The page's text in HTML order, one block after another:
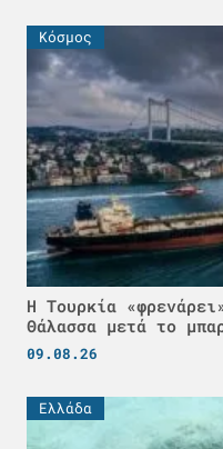
Κόσμος
Η Τουρκία
Θάλασσα μετά το
09.08.26
Ελλάδα